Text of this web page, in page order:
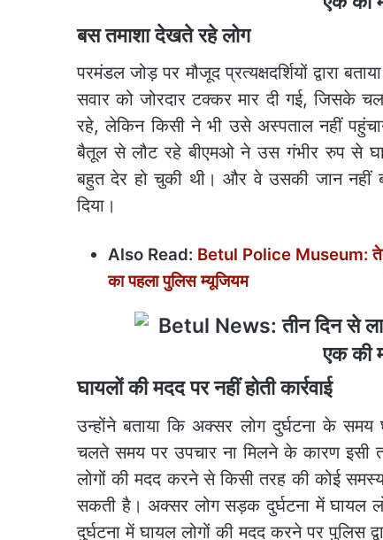
बस तमाशा देखते रहे लोग
परमंडल जोड़ पर मौजूद प्रत्यक्षदर्शियों द्वारा
सवार को जोरदार टक्कर मार दी गई, जिसके
रहे, लेकिन किसी ने भी उसे अस्पताल नहीं
बैतूल से लौट रहे बीएमओ ने उस गंभीर रुप से
बहुत देर हो चुकी थी। और वे उसकी जान नहीं
दिया।
Also Read: Betul Police Museum:
का पहला पुलिस म्यूजियम
घायलों की मदद पर नहीं होती कार्रवाई
उन्होंने बताया कि अक्सर लोग दुर्घटना के
चलते समय पर उपचार ना मिलने के कारण इसी
लोगों की मदद करने से किसी तरह की कोई
सकती है। अक्सर लोग सड़क दुर्घटना में घायल
दुर्घटना में घायल लोगों की मदद करने पर पुलिस